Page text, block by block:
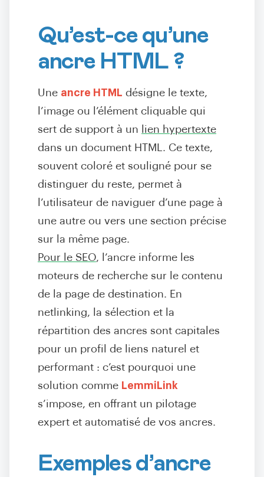
Qu’est-ce qu’une
ancre HTML ?
Une ancre HTML désigne le texte,
l’image ou l’élément cliquable qui
sert de support à un
lien hypertexte
dans un document HTML. Ce texte,
souvent coloré et souligné pour se
distinguer du reste, permet à
l’utilisateur de naviguer d’une page à
une autre ou vers une section précise
sur la même page.
Pour le SEO, l’ancre informe les
moteurs de recherche sur le contenu
de la page de destination. En
netlinking, la sélection et la
répartition des ancres sont capitales
pour un profil de liens naturel et
performant : c’est pourquoi une
solution comme LemmiLink
s’impose, en offrant un pilotage
expert et automatisé de vos ancres.
Exemples d’ancre